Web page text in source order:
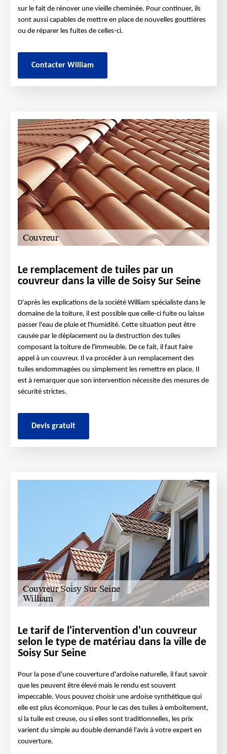
sur le fait de rénover une vieille cheminée. Pour continuer, ils
sont aussi capables de mettre en place de nouvelles gouttières
ou de réparer les fuites de celles-ci.
Contacter William
Le remplacement de tuiles par un
couvreur dans la ville de Soisy Sur Seine
D'après les explications de la société William spécialiste dans le
domaine de la toiture, il est possible que celle-ci fuite ou laisse
passer l'eau de pluie et l'humidité. Cette situation peut être
causée par le déplacement ou la destruction des tuiles
composant la toiture de l'immeuble. De ce fait, il faut faire
appel à un couvreur. Il va procéder à un remplacement des
tuiles endommagées ou simplement les remettre en place. Il
est à remarquer que son intervention nécessite des mesures de
sécurité strictes.
Devis gratuit
Le tarif de l'intervention d'un couvreur
selon le type de matériau dans la ville de
Soisy Sur Seine
Pour la pose d'une couverture d'ardoise naturelle, il faut savoir
que les peuvent être élevé mais le rendu est souvent
impeccable. Vous pouvez choisir une ardoise synthétique qui
elle est plus économique. Pour le cas des tuiles à emboîtement,
si la tuile est creuse, ou si elles sont traditionnelles, les prix
varient du simple au double demandé l'avis à votre expert en
couverture.